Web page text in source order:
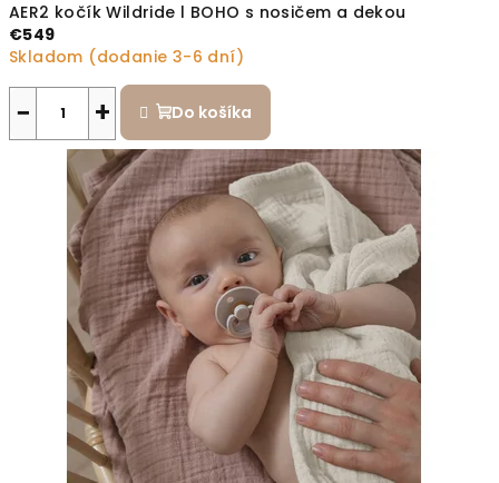
AER2 kočík Wildride l BOHO s nosičem a dekou
€549
Skladom (dodanie 3-6 dní)
+
− Do košíka